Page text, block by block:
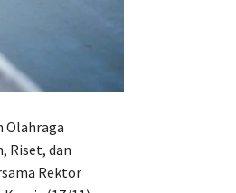
Olahraga
Riset, dan
Rektor